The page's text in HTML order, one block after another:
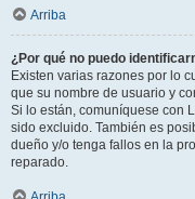
Arriba
¿Por qué no puedo
Existen varias razones por lo
que su nombre de usuario y
Si lo están, comuníquese con
sido excluido. También es
dueño y/o tenga fallos en la
reparado.